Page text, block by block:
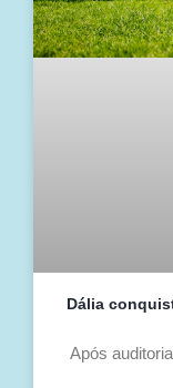
Dália
Após